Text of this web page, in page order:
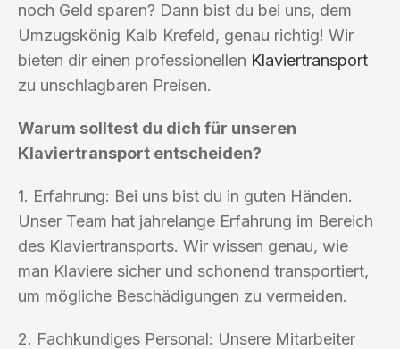
noch Geld sparen? Dann bist du bei uns, dem
Umzugskönig Kalb Krefeld, genau richtig! Wir
bieten dir einen professionellen Klaviertransport
zu unschlagbaren Preisen.
Warum solltest du dich für unseren
Klaviertransport entscheiden?
1. Erfahrung: Bei uns bist du in guten Händen.
Unser Team hat jahrelange Erfahrung im Bereich
des Klaviertransports. Wir wissen genau, wie
man Klaviere sicher und schonend transportiert,
um mögliche Beschädigungen zu vermeiden.
2. Fachkundiges Personal: Unsere Mitarbeiter